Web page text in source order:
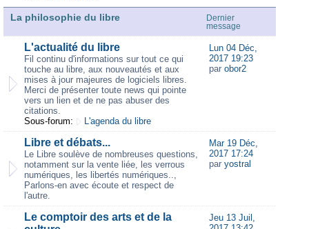
La philosophie du libre
Dernier
message
L'actualité du libre
Fil continu d'informations sur tout ce qui
touche au libre, aux nouveautés et aux
mises à jour majeures de logiciels libres.
Merci de présenter toute news qui pointe
vers un lien et de ne pas abuser des
citations.
Sous-forum:
L'agenda du libre
Lun 04 Déc,
2017 19:23
par obor2
Libre et débats...
Le Libre soulève de nombreuses questions,
notamment sur la vente liée, les verrous
numériques, les libertés numériques..,
Parlons-en avec écoute et respect de
l'autre.
Mar 19 Déc,
2017 17:24
par yostral
Le comptoir des arts et de la
Jeu 13 Juil,